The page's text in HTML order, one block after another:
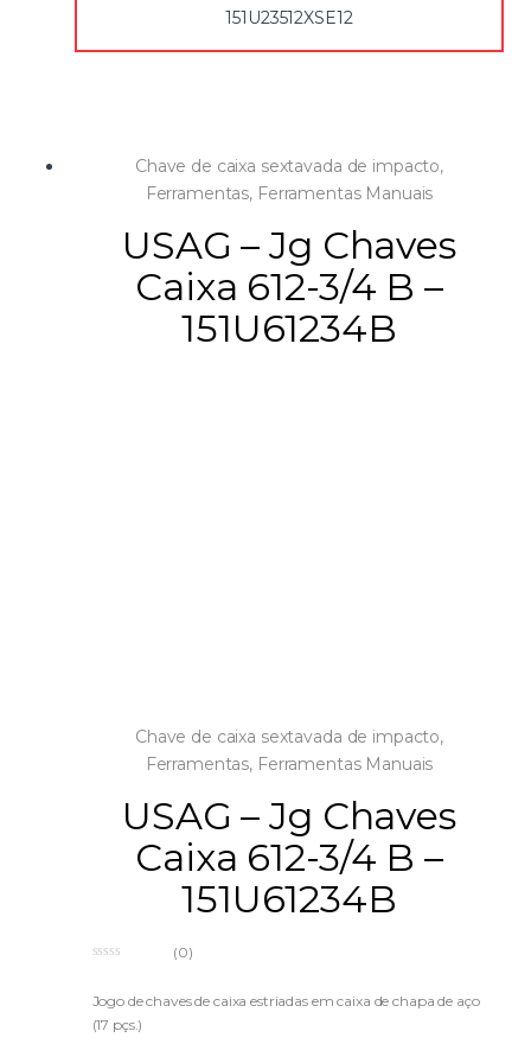
151U23512XSE12
Chave de caixa sextavada de impacto,
Ferramentas, Ferramentas Manuais
USAG – Jg Chaves
Caixa 612-3/4 B –
151U61234B
Chave de caixa sextavada de impacto,
Ferramentas, Ferramentas Manuais
USAG – Jg Chaves
Caixa 612-3/4 B –
151U61234B
u
o
(0)
Jogo de chaves de caixa estriadas em caixa de chapa de aço
(17 pçs.)